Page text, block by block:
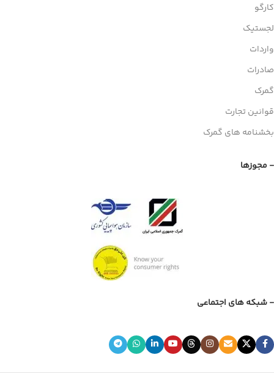
کارگو
لجستیک
واردات
صادرات
گمرک
قوانین تجارت
بخشنامه های گمرک
- مجوزها
- شبکه های اجتماعی